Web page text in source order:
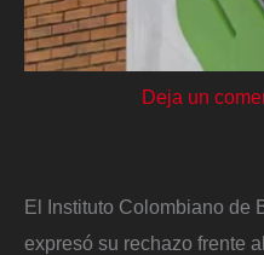
Deja un
El Instituto Colombiano de
expresó su rechazo frente